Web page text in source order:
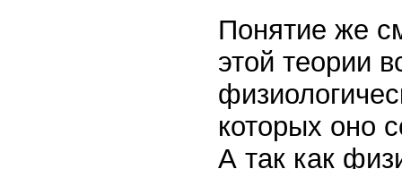
Понятие же
этой теории
которых оно
А так как